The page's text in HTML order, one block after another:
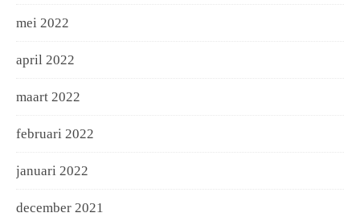
mei 2022
april 2022
maart 2022
februari 2022
januari 2022
december 2021